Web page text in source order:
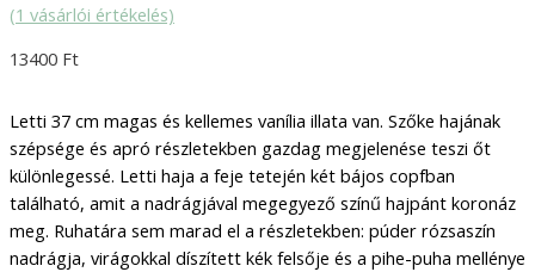
(1 vásárlói értékelés)
13400 Ft
Letti 37 cm magas és kellemes vanília illata van. Szőke hajának
szépsége és apró részletekben gazdag megjelenése teszi őt
különlegessé. Letti haja a feje tetején két bájos copfban
található, amit a nadrágjával megegyező színű hajpánt koronáz
meg. Ruhatára sem marad el a részletekben: púder rózsaszín
nadrágja, virágokkal díszített kék felsője és a pihe-puha mellénye